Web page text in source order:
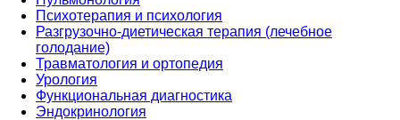
Психотерапия и психология
Разгрузочно-диетическая терапия (лечебное
голодание)
Травматология и ортопедия
Урология
Функциональная диагностика
Эндокринология